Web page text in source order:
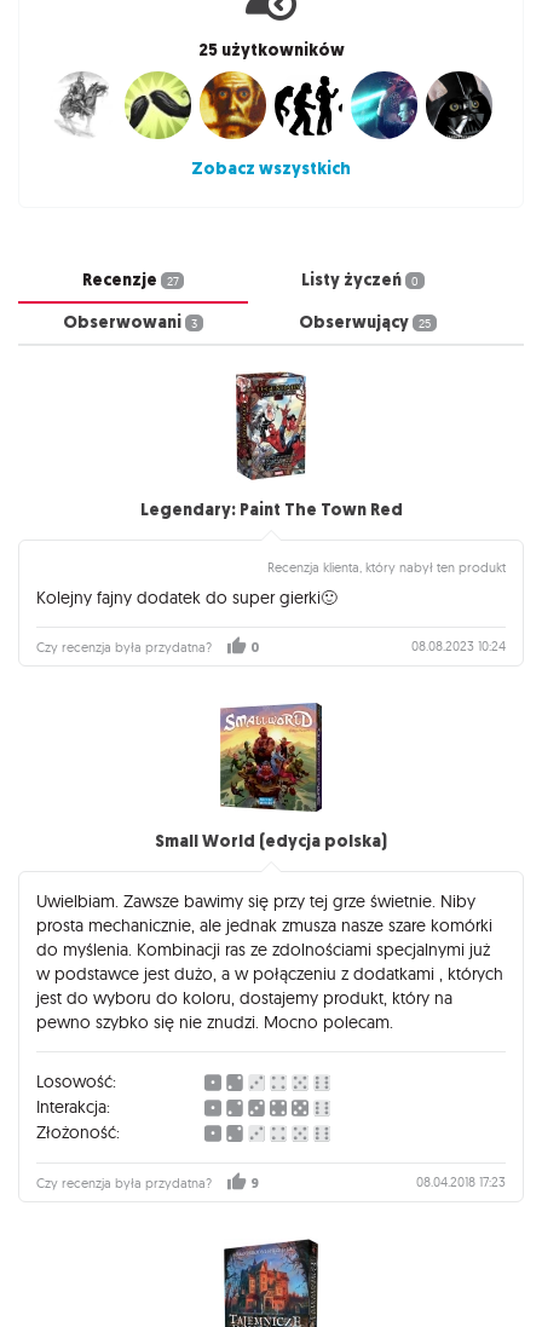
25 użytkowników
Zobacz wszystkich
Recenzje 27 Listy życzeń 0
Obserwowani 3 Obserwujący 25
Legendary: Paint The Town Red
Recenzja klienta, który nabył ten produkt
Kolejny fajny dodatek do super gierki🙂
Czy recenzja była przydatna? 0 08.08.2023 10:24
Small World (edycja polska)
Uwielbiam. Zawsze bawimy się przy tej grze świetnie. Niby
prosta mechanicznie, ale jednak zmusza nasze szare komórki
do myślenia. Kombinacji ras ze zdolnościami specjalnymi już
w podstawce jest dużo, a w połączeniu z dodatkami , których
jest do wyboru do koloru, dostajemy produkt, który na
pewno szybko się nie znudzi. Mocno polecam.
Losowość:
Interakcja:
Złożoność:
Czy recenzja była przydatna? 9 08.04.2018 17:23